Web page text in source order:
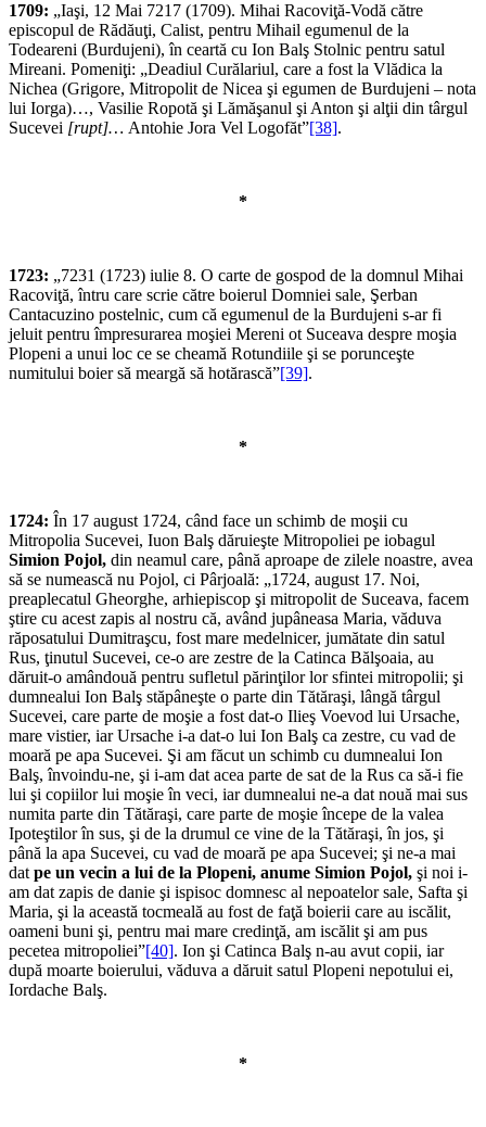
1709: „Iaşi, 12 Mai 7217 (1709). Mihai Racoviţă-Vodă către
episcopul de Rădăuţi, Calist, pentru Mihail egumenul de la
Todeareni (Burdujeni), în ceartă cu Ion Balş Stolnic pen­tru satul
Mireani. Pomeniţi: „Deadiul Curălariul, care a fost la Vlădica la
Nichea (Grigore, Mitropolit de Nicea şi egumen de Burdujeni – nota
lui Iorga)…, Vasilie Ropotă şi Lămăşanul şi Anton şi alţii din târgul
Sucevei [rupt]… Antohie Jora Vel Logofăt”[38].
*
1723: „7231 (1723) iulie 8. O carte de gospod de la domnul Mihai
Racoviţă, întru care scrie către boierul Domniei sale, Şerban
Cantacuzino postelnic, cum că egumenul de la Burdujeni s-ar fi
jeluit pentru împresurarea moşiei Mereni ot Suceava despre moşia
Plopeni a unui loc ce se cheamă Rotundiile şi se porunceşte
numitului boier să meargă să hotărască”[39].
*
1724: În 17 august 1724, când face un schimb de moşii cu
Mitropolia Sucevei, Iuon Balş dăruieşte Mitropoliei pe iobagul
Simion Pojol, din neamul care, până aproape de zilele noastre, avea
să se numească nu Pojol, ci Pârjoală: „1724, august 17. Noi,
preaplecatul Gheorghe, arhiepiscop şi mitropolit de Suceava, facem
ştire cu acest zapis al nostru că, având jupâneasa Maria, văduva
răposatului Dumitraşcu, fost mare medelnicer, jumătate din satul
Rus, ţinutul Sucevei, ce-o are zestre de la Catinca Bălşoaia, au
dăruit-o amândouă pentru sufletul părinţilor lor sfintei mitropolii; şi
dumnealui Ion Balş stăpâneşte o parte din Tătăraşi, lângă târgul
Sucevei, care parte de moşie a fost dat-o Ilieş Voevod lui Ursache,
mare vistier, iar Ursache i-a dat-o lui Ion Balş ca zestre, cu vad de
moară pe apa Sucevei. Şi am făcut un schimb cu dumnealui Ion
Balş, învoindu-ne, şi i-am dat acea parte de sat de la Rus ca să-i fie
lui şi copiilor lui moşie în veci, iar dumnealui ne-a dat nouă mai sus
numita parte din Tătăraşi, care parte de moşie începe de la valea
Ipoteştilor în sus, şi de la drumul ce vine de la Tătăraşi, în jos, şi
până la apa Sucevei, cu vad de moară pe apa Sucevei; şi ne-a mai
dat pe un vecin a lui de la Plopeni, anume Simion Pojol, şi noi i-
am dat zapis de danie şi ispisoc domnesc al nepoatelor sale, Safta şi
Maria, şi la această tocmeală au fost de faţă boierii care au iscălit,
oameni buni şi, pentru mai mare credinţă, am iscălit şi am pus
pecetea mitropoliei”[40]. Ion şi Catinca Balş n-au avut copii, iar
după moarte boierului, văduva a dăruit satul Plopeni nepotului ei,
Iordache Balş.
*